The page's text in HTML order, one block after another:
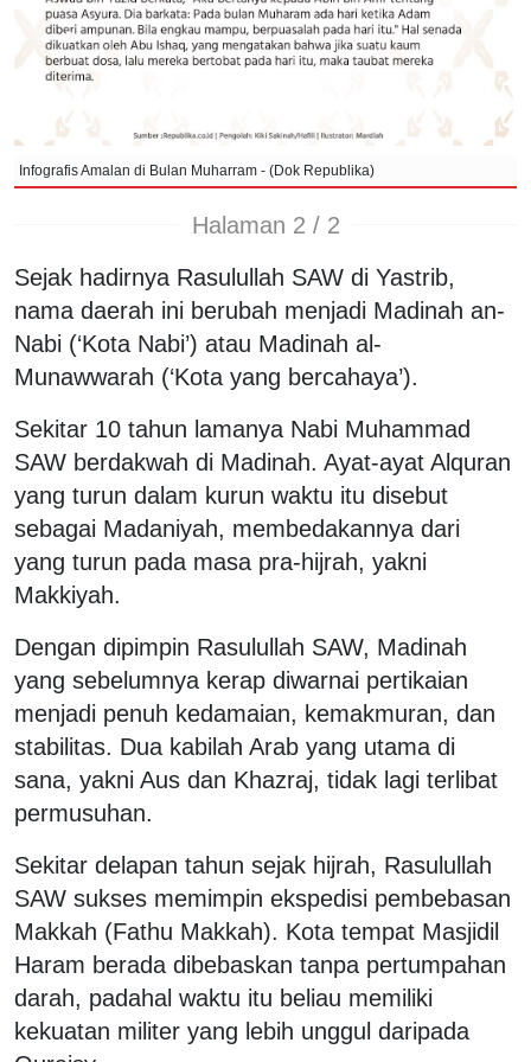
Infografis Amalan di Bulan Muharram - (Dok Republika)
Halaman 2 / 2
Sejak hadirnya Rasulullah SAW di Yastrib,
nama daerah ini berubah menjadi Madinah an-
Nabi (‘Kota Nabi’) atau Madinah al-
Munawwarah (‘Kota yang bercahaya’).
Sekitar 10 tahun lamanya Nabi Muhammad
SAW berdakwah di Madinah. Ayat-ayat Alquran
yang turun dalam kurun waktu itu disebut
sebagai Madaniyah, membedakannya dari
yang turun pada masa pra-hijrah, yakni
Makkiyah.
Dengan dipimpin Rasulullah SAW, Madinah
yang sebelumnya kerap diwarnai pertikaian
menjadi penuh kedamaian, kemakmuran, dan
stabilitas. Dua kabilah Arab yang utama di
sana, yakni Aus dan Khazraj, tidak lagi terlibat
permusuhan.
Sekitar delapan tahun sejak hijrah, Rasulullah
SAW sukses memimpin ekspedisi pembebasan
Makkah (Fathu Makkah). Kota tempat Masjidil
Haram berada dibebaskan tanpa pertumpahan
darah, padahal waktu itu beliau memiliki
kekuatan militer yang lebih unggul daripada